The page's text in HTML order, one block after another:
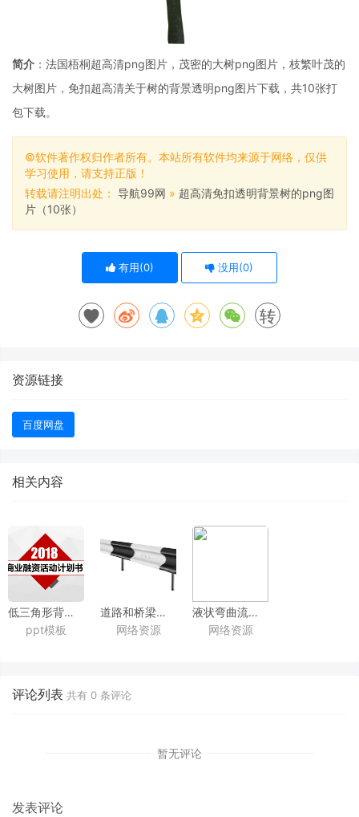
简介 ：法国梧桐超高清png图片，茂密的大树png图片，枝繁叶茂的
大树图片，免扣超高清关于树的背景透明png图片下载，共10张打
包下载。
©软件著作权归作者所有。本站所有软件均来源于网络，仅供
学习使用，请支持正版！
转载请注明出处： 导航99网 » 超高清免扣透明背景树的png图
片（10张）
有用(0) 没用(0)
转
资源链接
百度网盘
相关内容
低三角形背景红黑配色完整框架商业融资活动计划书ppt模板
ppt模板
道路和桥梁背景透明高清免抠图打包下载
（36张）
网络资源
液状弯曲流体canvas背景特效
网络资源
评论列表 共有 0 条评论
暂无评论
发表评论